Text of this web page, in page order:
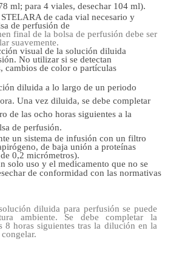
ml; para 4 viales, desechar 104 ml).
de cada vial necesario y
de perfusión de
final de la bolsa de perfusión debe ser
suavemente.
visual de la solución diluida
No utilizar si se detectan
cambios de color o partículas
diluida a lo largo de un periodo
Una vez diluida, se debe completar
de las ocho horas siguientes a la
de perfusión.
un sistema de infusión con un filtro
de baja unión a proteínas
0,2 micrómetros).
solo uso y el medicamento que no se
de conformidad con las normativas
diluida para perfusión se puede
ambiente. Se debe completar la
8 horas siguientes tras la dilución en la